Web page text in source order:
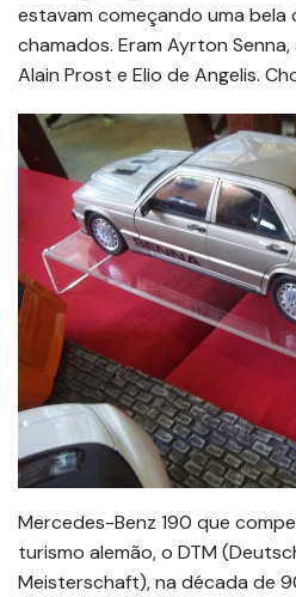
estavam começando uma bela
chamados. Eram Ayrton
Alain Prost e Elio de Angelis.
Mercedes-Benz 190 que
turismo alemão, o DTM
Meisterschaft), na década de